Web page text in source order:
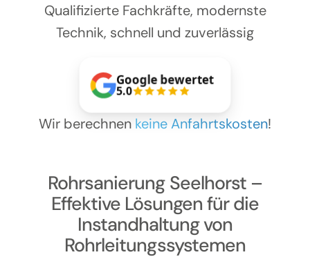
NEWS
Kontakt
Rohrsanierung Seelhorst –
Effektive Lösungen für die
Instandhaltung von
Rohrleitungssystemen
Qualifizierte Fachkräfte, modernste
Technik, schnell und zuverlässig
Google bewertet
5.0
Wir berechnen keine Anfahrtskosten!